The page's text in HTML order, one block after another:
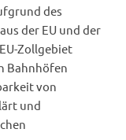
des
der EU und der
Zollgebiet
Bahnhöfen
von
und